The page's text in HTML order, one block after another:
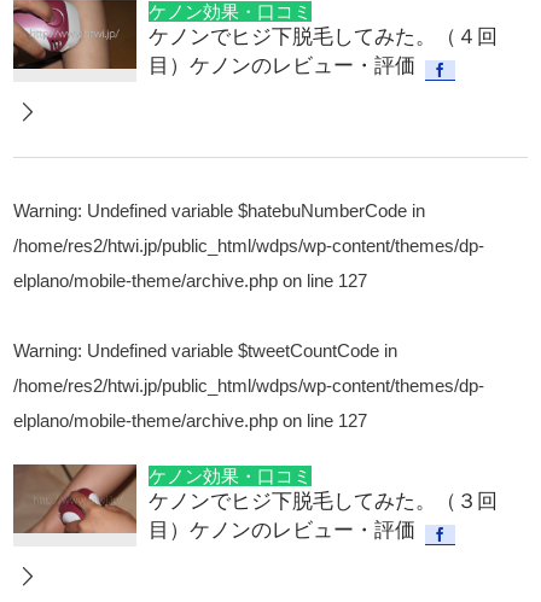
ケノン効果・口コミ
ケノンでヒジ下脱毛してみた。（４回
目）ケノンのレビュー・評価
Warning: Undefined variable $hatebuNumberCode in
/home/res2/htwi.jp/public_html/wdps/wp-content/themes/dp-
elplano/mobile-theme/archive.php on line 127
Warning: Undefined variable $tweetCountCode in
/home/res2/htwi.jp/public_html/wdps/wp-content/themes/dp-
elplano/mobile-theme/archive.php on line 127
ケノン効果・口コミ
ケノンでヒジ下脱毛してみた。（３回
目）ケノンのレビュー・評価